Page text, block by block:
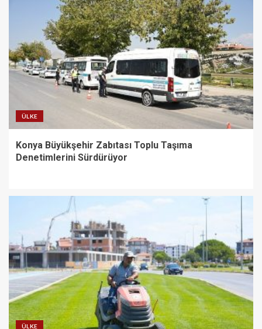
ÜLKE
Konya Büyükşehir Zabıtası Toplu Taşıma
Denetimlerini Sürdürüyor
ÜLKE